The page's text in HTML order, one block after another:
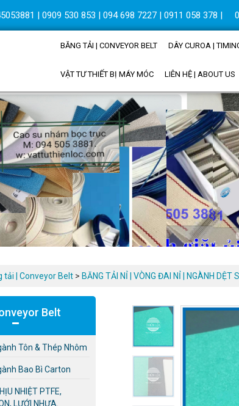
| 0909 530 853 | 094 698 7227 | 0911 058 378 |
BĂNG TẢI | CONVEYOR BELT DÂY CUROA |
VẬT TƯ THIẾT BỊ MÁY MÓC LIÊN HỆ | ABOUT US
tải | Conveyor Belt > BĂNG TẢI NỈ | VÒNG ĐAI NỈ | NGÀNH DỆT
Belt
Tôn & Thép Nhôm
Bao Bì Carton
NHIỆT PTFE,
LƯỚI NHỰA.